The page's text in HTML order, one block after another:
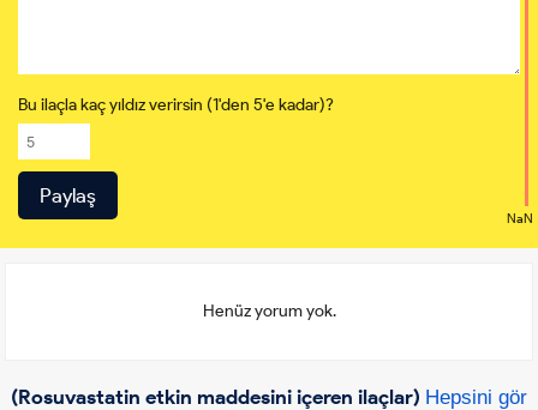
Bu ilaçla kaç yıldız verirsin (1'den 5'e kadar)?
Henüz yorum yok.
(Rosuvastatin etkin maddesini içeren ilaçlar) Hepsini gör
NaN